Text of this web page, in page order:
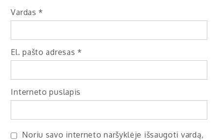
Vardas *
El. pašto adresas *
Interneto puslapis
Noriu savo interneto naršyklėje išsaugoti vardą,